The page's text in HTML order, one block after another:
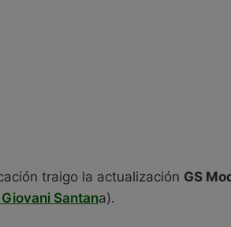
traigo la actualización GS
Giovani Santana).